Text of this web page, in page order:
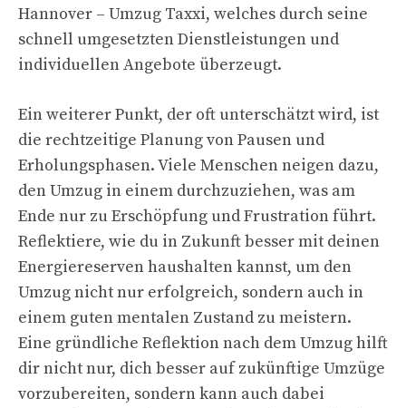
Hannover – Umzug Taxxi, welches durch seine
schnell umgesetzten Dienstleistungen und
individuellen Angebote überzeugt.
Ein weiterer Punkt, der oft unterschätzt wird, ist
die rechtzeitige Planung von Pausen und
Erholungsphasen. Viele Menschen neigen dazu,
den Umzug in einem durchzuziehen, was am
Ende nur zu Erschöpfung und Frustration führt.
Reflektiere, wie du in Zukunft besser mit deinen
Energiereserven haushalten kannst, um den
Umzug nicht nur erfolgreich, sondern auch in
einem guten mentalen Zustand zu meistern.
Eine gründliche Reflektion nach dem Umzug hilft
dir nicht nur, dich besser auf zukünftige Umzüge
vorzubereiten, sondern kann auch dabei